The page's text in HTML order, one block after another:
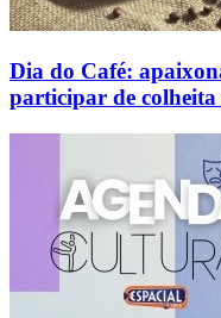
Dia do Café:
participar de